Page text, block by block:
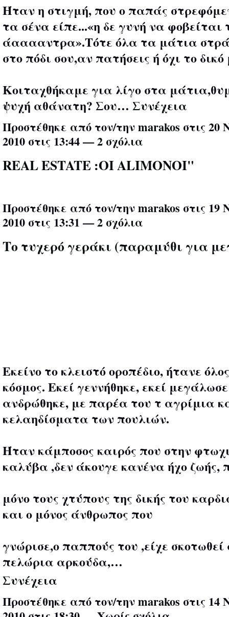
Ήταν η στιγμή, που ο παπάς
τα σένα είπε...«η δε γυνή να φοβείται
άααααντρα».Τότε όλα τα μάτια
στο πόδι σου,αν πατήσεις ή όχι το
Κοιταχθήκαμε για λίγο στα
ψυχή αθάνατη? Σου… Συνέχεια
Προστέθηκε από τον/τηνmarakos στις 20
2010 στις 13:44 —2 σχόλια
REAL ESTATE :OI ALIMONOI"
Προστέθηκε από τον/τηνmarakos στις 19
2010 στις 13:31 —2 σχόλια
Το τυχερό γεράκι (παραμύθι για
Εκείνο το κλειστό οροπέδιο, ήτανε
κόσμος. Εκεί γεννήθηκε, εκεί μεγάλωσε
ανδρώθηκε, με παρέα του τ αγρίμια
κελαηδίσματα των πουλιών.
Ήταν κάμποσος καιρός που στην
καλύβα ,δεν άκουγε κανένα ήχο ζωής,
μόνο τους χτύπους της δικής του
και ο μόνος άνθρωπος που
γνώρισε,ο παππούς του ,είχε
πελώρια αρκούδα,…
Συνέχεια
Προστέθηκε από τον/τηνmarakos στις 14